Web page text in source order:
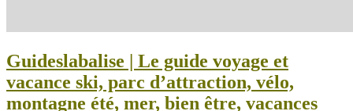
Guideslabalise | Le guide voyage et
vacance ski, parc d’attraction, vélo,
montagne été, mer, bien être, vacances